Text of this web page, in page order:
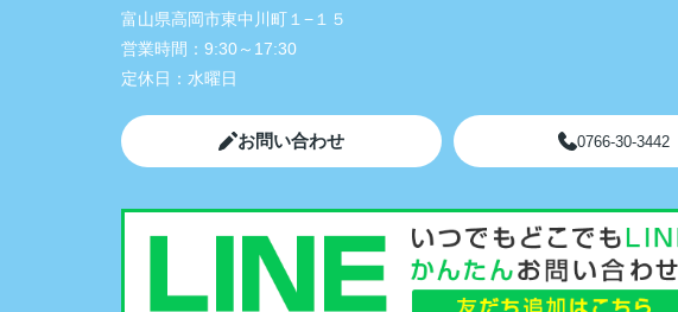
富山県高岡市東中川町１−１５
営業時間： 9:30～17:30
定休日： 水曜日
お問い合わせ 0766-30-3442